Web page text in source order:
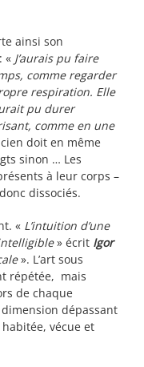
ainsi son
« J’aurais pu faire
comme regarder
respiration. Elle
pu durer
comme en une
doit en même
sinon … Les
à leur corps –
dissociés.
« L’intuition d’une
lligible» écrit Igor
». L’art sous
répétée, mais
de chaque
dépassant
habitée, vécue et